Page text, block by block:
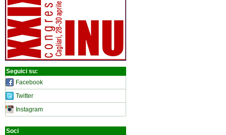
Seguici su:
Facebook
Twitter
Instagram
Soci